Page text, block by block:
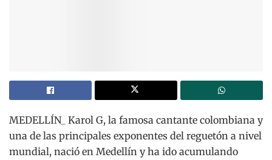
MEDELLÍN_ Karol G, la famosa cantante colombiana y
una de las principales exponentes del reguetón a nivel
mundial, nació en Medellín y ha ido acumulando